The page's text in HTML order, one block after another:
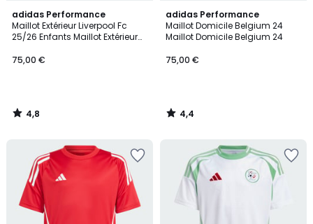
adidas Performance
Maillot Extérieur Liverpool Fc
25/26 Enfants Maillot Extérieur
75,00 €
4,8
/ 5
4,8
/
adidas Performance
Maillot Domicile Belgium 24
Maillot Domicile Belgium 24
75,00 €
4,4
/ 5
4,4
/